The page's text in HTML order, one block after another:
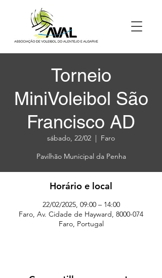
Torneio
MiniVoleibol São
Francisco AD
sábado, 22/02
  |
Faro
Pavilhão Municipal da Penha
Horário e local
22/02/2025, 09:00 – 14:00
Faro, Av. Cidade de Hayward, 8000-074
Faro, Portugal